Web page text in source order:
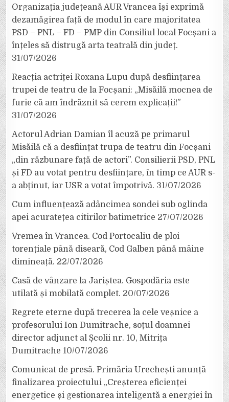
Organizația județeană AUR Vrancea își exprimă
dezamăgirea față de modul în care majoritatea
PSD – PNL – FD – PMP din Consiliul local Focșani a
înțeles să distrugă arta teatrală din județ.
31/07/2026
Reacția actriței Roxana Lupu după desființarea
trupei de teatru de la Focșani: „Misăilă mocnea de
furie că am îndrăznit să cerem explicații!”
31/07/2026
Actorul Adrian Damian îl acuză pe primarul
Misăilă că a desființat trupa de teatru din Focșani
„din răzbunare față de actori”. Consilierii PSD, PNL
și FD au votat pentru desființare, în timp ce AUR s-
a abținut, iar USR a votat împotrivă. 31/07/2026
Cum influențează adâncimea sondei sub oglinda
apei acuratețea citirilor batimetrice 27/07/2026
Vremea în Vrancea. Cod Portocaliu de ploi
torențiale până diseară, Cod Galben până mâine
dimineață. 22/07/2026
Casă de vânzare la Jariștea. Gospodăria este
utilată și mobilată complet. 20/07/2026
Regrete eterne după trecerea la cele veșnice a
profesorului Ion Dumitrache, soțul doamnei
director adjunct al Școlii nr. 10, Mitrița
Dumitrache 10/07/2026
Comunicat de presă. Primăria Urechești anunță
finalizarea proiectului „Creșterea eficienței
energetice și gestionarea inteligentă a energiei în